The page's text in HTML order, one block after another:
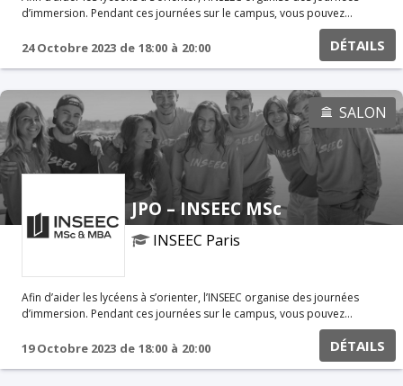
d’immersion. Pendant ces journées sur le campus, vous pouvez
assister à certains cours, poser des questions aux étudiants et aux
professeurs. Vous pouvez également participer à des ateliers
étudiants & Alumni Rencontre avec les associations
24 Octobre 2023 de 18:00 à 20:00 DÉTAILS
SALON
JPO – INSEEC MSc
INSEEC Paris
Afin d’aider les lycéens à s’orienter, l’INSEEC organise des journées
d’immersion. Pendant ces journées sur le campus, vous pouvez
assister à certains cours, poser des questions aux étudiants et aux
professeurs. Vous pouvez également participer à des ateliers
19 Octobre 2023 de 18:00 à 20:00 DÉTAILS